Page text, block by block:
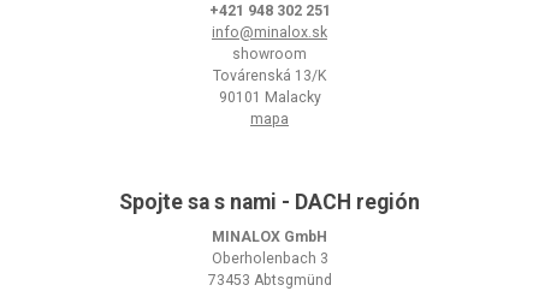
+421 948 302 251
info@minalox.sk
showroom
Továrenská 13/K
90101 Malacky
mapa
Spojte sa s nami - DACH región
MINALOX GmbH
Oberholenbach 3
73453 Abtsgmünd